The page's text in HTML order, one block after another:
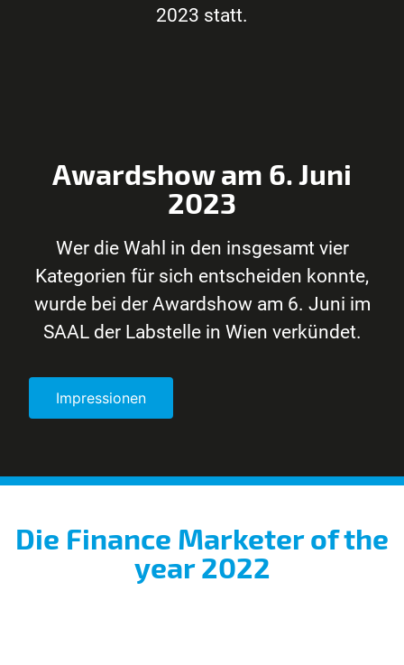
2023 statt.
Awardshow am 6. Juni
2023
Wer die Wahl in den insgesamt vier
Kategorien für sich entscheiden konnte,
wurde bei der Awardshow am 6. Juni im
SAAL der Labstelle in Wien verkündet.
Impressionen
Die Finance Marketer of the
year 2022